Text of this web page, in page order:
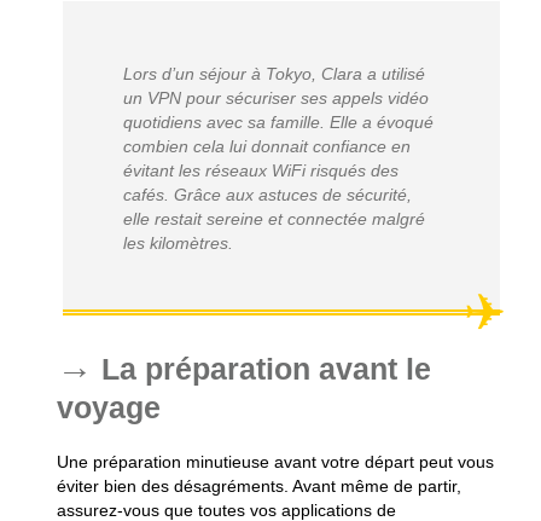
Lors d’un séjour à Tokyo, Clara a utilisé
un VPN pour sécuriser ses appels vidéo
quotidiens avec sa famille. Elle a évoqué
combien cela lui donnait confiance en
évitant les réseaux WiFi risqués des
cafés. Grâce aux astuces de sécurité,
elle restait sereine et connectée malgré
les kilomètres.
La préparation avant le
voyage
Une préparation minutieuse avant votre départ peut vous
éviter bien des désagréments. Avant même de partir,
assurez-vous que toutes vos applications de